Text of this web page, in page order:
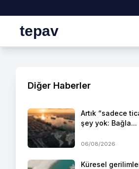
tepav
Diğer Haberler
Artık “sadece
şey yok: Bağla...
06/08/2026
Küresel